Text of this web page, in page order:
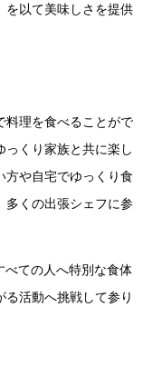
を以て美味しさを提供
料理を食べることがで
っくり家族と共に楽し
方や自宅でゆっくり食
多くの出張シェフに参
べての人へ特別な食体
活動へ挑戦して参り